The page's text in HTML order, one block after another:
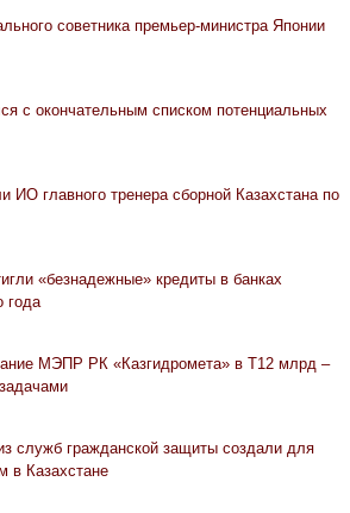
советника премьер-министра Японии
с окончательным списком потенциальных
ИО главного тренера сборной Казахстана по
«безнадежные» кредиты в банках
года
МЭПР РК «Казгидромета» в Т12 млрд –
служб гражданской защиты создали для
в Казахстане